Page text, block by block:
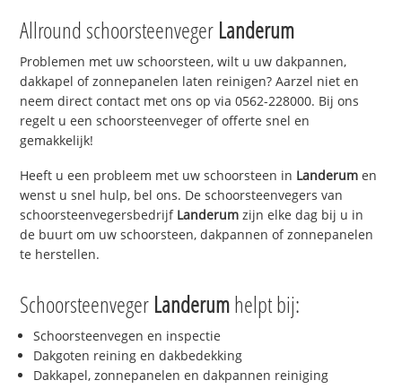
Allround schoorsteenveger Landerum
Problemen met uw schoorsteen, wilt u uw dakpannen,
dakkapel of zonnepanelen laten reinigen? Aarzel niet en
neem direct contact met ons op via 0562-228000. Bij ons
regelt u een schoorsteenveger of offerte snel en
gemakkelijk!
Heeft u een probleem met uw schoorsteen in Landerum en
wenst u snel hulp, bel ons. De schoorsteenvegers van
schoorsteenvegersbedrijf Landerum zijn elke dag bij u in
de buurt om uw schoorsteen, dakpannen of zonnepanelen
te herstellen.
Schoorsteenveger Landerumhelpt bij:
Schoorsteenvegen en inspectie
Dakgoten reining en dakbedekking
Dakkapel, zonnepanelen en dakpannen reiniging